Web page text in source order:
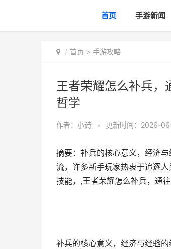
首页 手游新闻
首页 > 手游攻略
王者荣耀怎么补兵，
哲学
作者： 小诗 • 更新时间：2026-
摘要：补兵的核心意义，经济
流，许多新手玩家热衷于追逐
技能，,王者荣耀怎么补兵，通
补兵的核心意义，经济与经验